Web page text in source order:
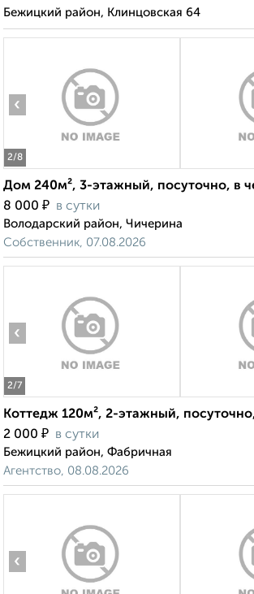
Бежицкий район, Клинцовская 64
2/8
‹
Дом 240м², 3-этажный, посуточно, в
8 000 ₽ в сутки
Володарский район, Чичерина
Собственник, 07.08.2026
2/7
‹
Коттедж 120м², 2-этажный,
2 000 ₽ в сутки
Бежицкий район, Фабричная
Агентство, 08.08.2026
‹